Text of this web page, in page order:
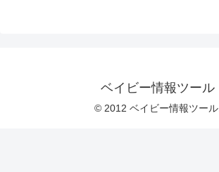
ベイビー情報ツール
© 2012 ベイビー情報ツール.